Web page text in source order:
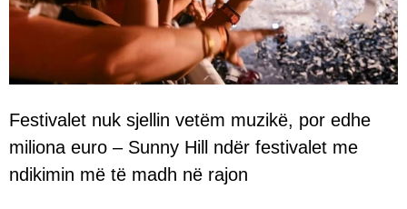
Festivalet nuk sjellin vetëm muzikë, por edhe
miliona euro – Sunny Hill ndër festivalet me
ndikimin më të madh në rajon